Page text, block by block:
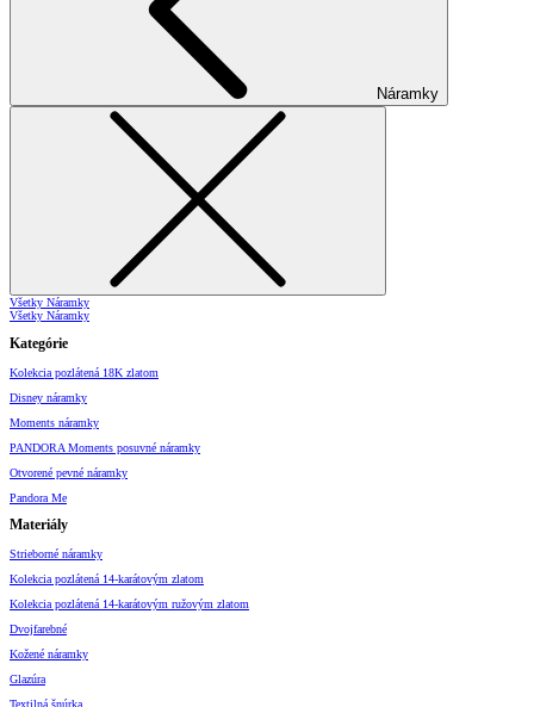
Náramky
Všetky Náramky
Všetky Náramky
Kategórie
Kolekcia pozlátená 18K zlatom
Disney náramky
Moments náramky
PANDORA Moments posuvné náramky
Otvorené pevné náramky
Pandora Me
Materiály
Strieborné náramky
Kolekcia pozlátená 14-karátovým zlatom
Kolekcia pozlátená 14-karátovým ružovým zlatom
Dvojfarebné
Kožené náramky
Glazúra
Textilná šnúrka